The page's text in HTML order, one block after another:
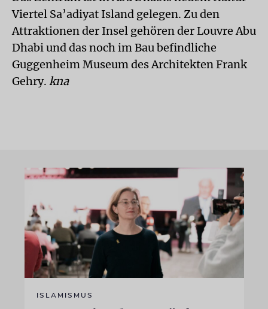
Viertel Sa’adiyat Island gelegen. Zu den
Attraktionen der Insel gehören der Louvre Abu
Dhabi und das noch im Bau befindliche
Guggenheim Museum des Architekten Frank
Gehry. kna
ISLAMISMUS